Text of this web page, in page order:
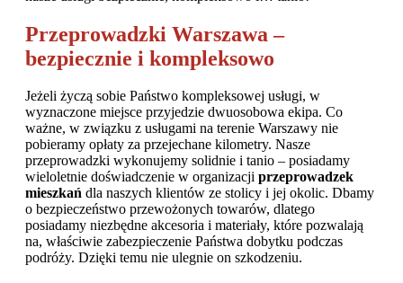
Przeprowadzki Warszawa –
bezpiecznie i kompleksowo
Jeżeli życzą sobie Państwo kompleksowej usługi, w
wyznaczone miejsce przyjedzie dwuosobowa ekipa. Co
ważne, w związku z usługami na terenie Warszawy nie
pobieramy opłaty za przejechane kilometry. Nasze
przeprowadzki wykonujemy solidnie i tanio – posiadamy
wieloletnie doświadczenie w organizacji przeprowadzek
mieszkań dla naszych klientów ze stolicy i jej okolic. Dbamy
o bezpieczeństwo przewożonych towarów, dlatego
posiadamy niezbędne akcesoria i materiały, które pozwalają
na, właściwie zabezpieczenie Państwa dobytku podczas
podróży. Dzięki temu nie ulegnie on szkodzeniu.